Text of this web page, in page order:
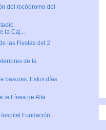
del rocódromo del
la Caj...
las Fiestas del 2
de la
basuras: Estos días
la Línea de Alta
Fundación